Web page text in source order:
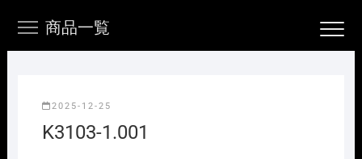
商品一覧
2025-12-25
K3103-1.001